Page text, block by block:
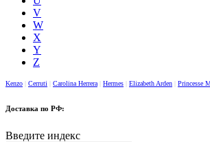
V
W
X
Y
Z
Kenzo Cerruti Carolina Herrera Hermes Elizabeth Arden Princesse
Доставка по РФ:
Введите индекс